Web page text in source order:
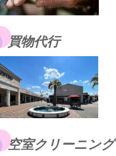
買物代行
空室クリーニング